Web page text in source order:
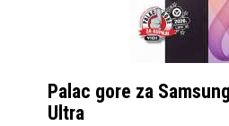
Palac gore za
Ultra